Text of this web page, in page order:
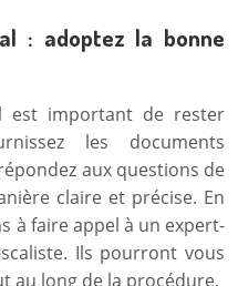
: adoptez la bonne
est important de rester
les documents
aux questions de
claire et précise. En
à faire appel à un expert-
Ils pourront vous
au long de la procédure.